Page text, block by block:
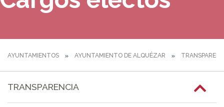
AYUNTAMIENTOS AYUNTAMIENTO DE ALQUÉZAR
TRANSPARENCIA